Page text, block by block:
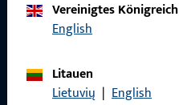
Vereinigtes Königreich
English
Litauen
Lietuvių | English